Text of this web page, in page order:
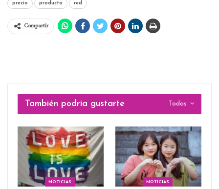
precio producto red
Compartir
Todas
También podría gustarte
NOTICIAS NOTICIAS